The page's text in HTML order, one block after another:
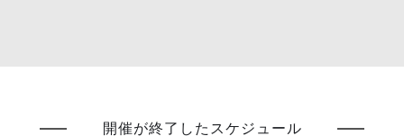
開催が終了したスケジュール